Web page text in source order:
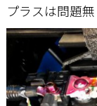
プラスは問題無